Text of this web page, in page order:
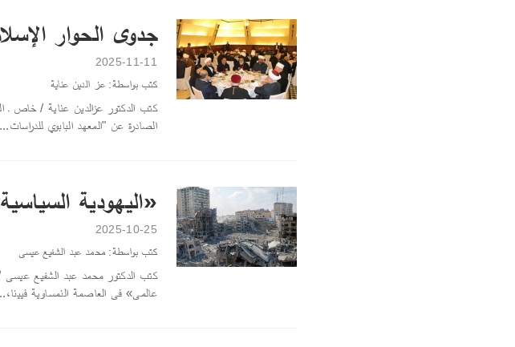
جدوى الحوار
2025-11-11
كتب بواسطة: عز الدين عناية
كتب الدكتور عزالدين عناية / خاص ـ
الصادرة عن "المعهد البابوي للدراسات...
«اليهودية
2025-10-25
كتب بواسطة: محمد عبد الشفيع عيسى
كتب الدكتور محمد عبد الشفيع
عالمى» فى العاصمة النمسـاوية